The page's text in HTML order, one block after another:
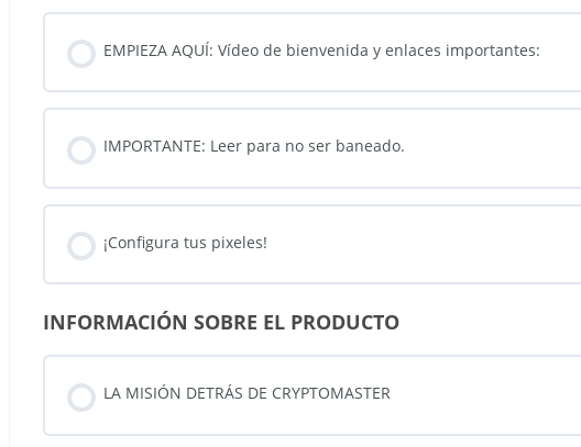
EMPIEZA AQUÍ: Vídeo de bienvenida y enlaces importantes:
IMPORTANTE: Leer para no ser baneado.
¡Configura tus pixeles!
INFORMACIÓN SOBRE EL PRODUCTO
LA MISIÓN DETRÁS DE CRYPTOMASTER